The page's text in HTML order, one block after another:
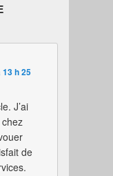
h 25
J’ai
de